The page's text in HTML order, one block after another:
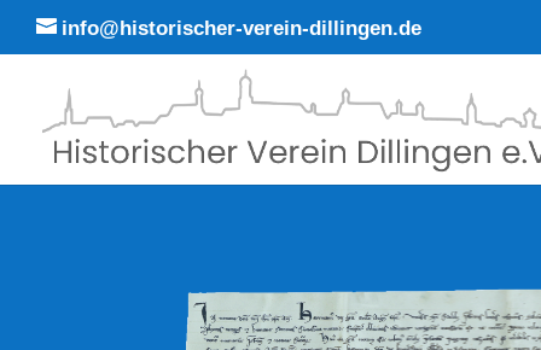
info@historischer-verein-dillingen.de